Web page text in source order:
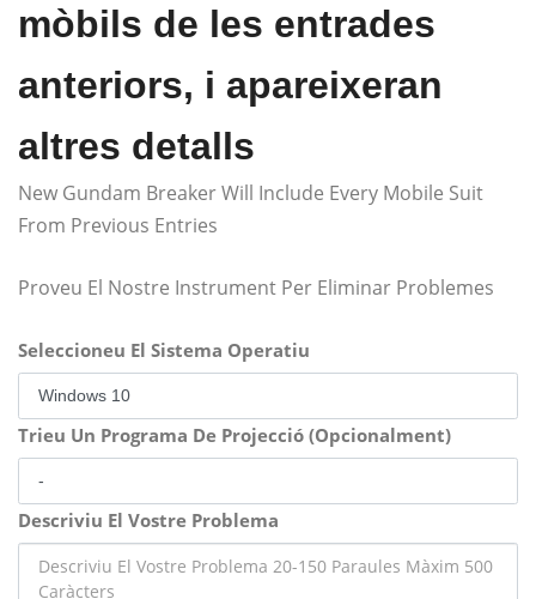
mòbils de les entrades
anteriors, i apareixeran
altres detalls
New Gundam Breaker Will Include Every Mobile Suit
From Previous Entries
Proveu El Nostre Instrument Per Eliminar Problemes
Seleccioneu El Sistema Operatiu
Trieu Un Programa De Projecció (Opcionalment)
Descriviu El Vostre Problema